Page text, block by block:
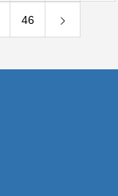
46